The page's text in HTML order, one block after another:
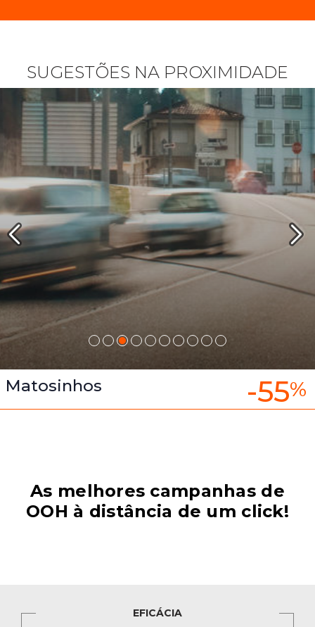
SUGESTÕES NA PROXIMIDADE
Matosinhos -55%
As melhores campanhas de
OOH à distância de um click!
EFICÁCIA